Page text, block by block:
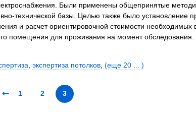
Были применены общепринятые
технической базы. Целью также было установление
и расчет ориентировочной стоимости необходимых
помещения для проживания на момент обследования.
, экспертиза потолков, (еще 20 ... )
← 1 2 3